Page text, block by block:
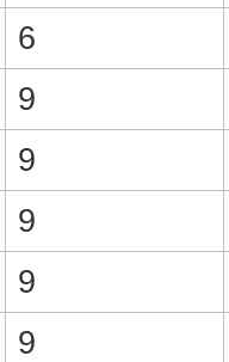
6
9
9
9
9
9